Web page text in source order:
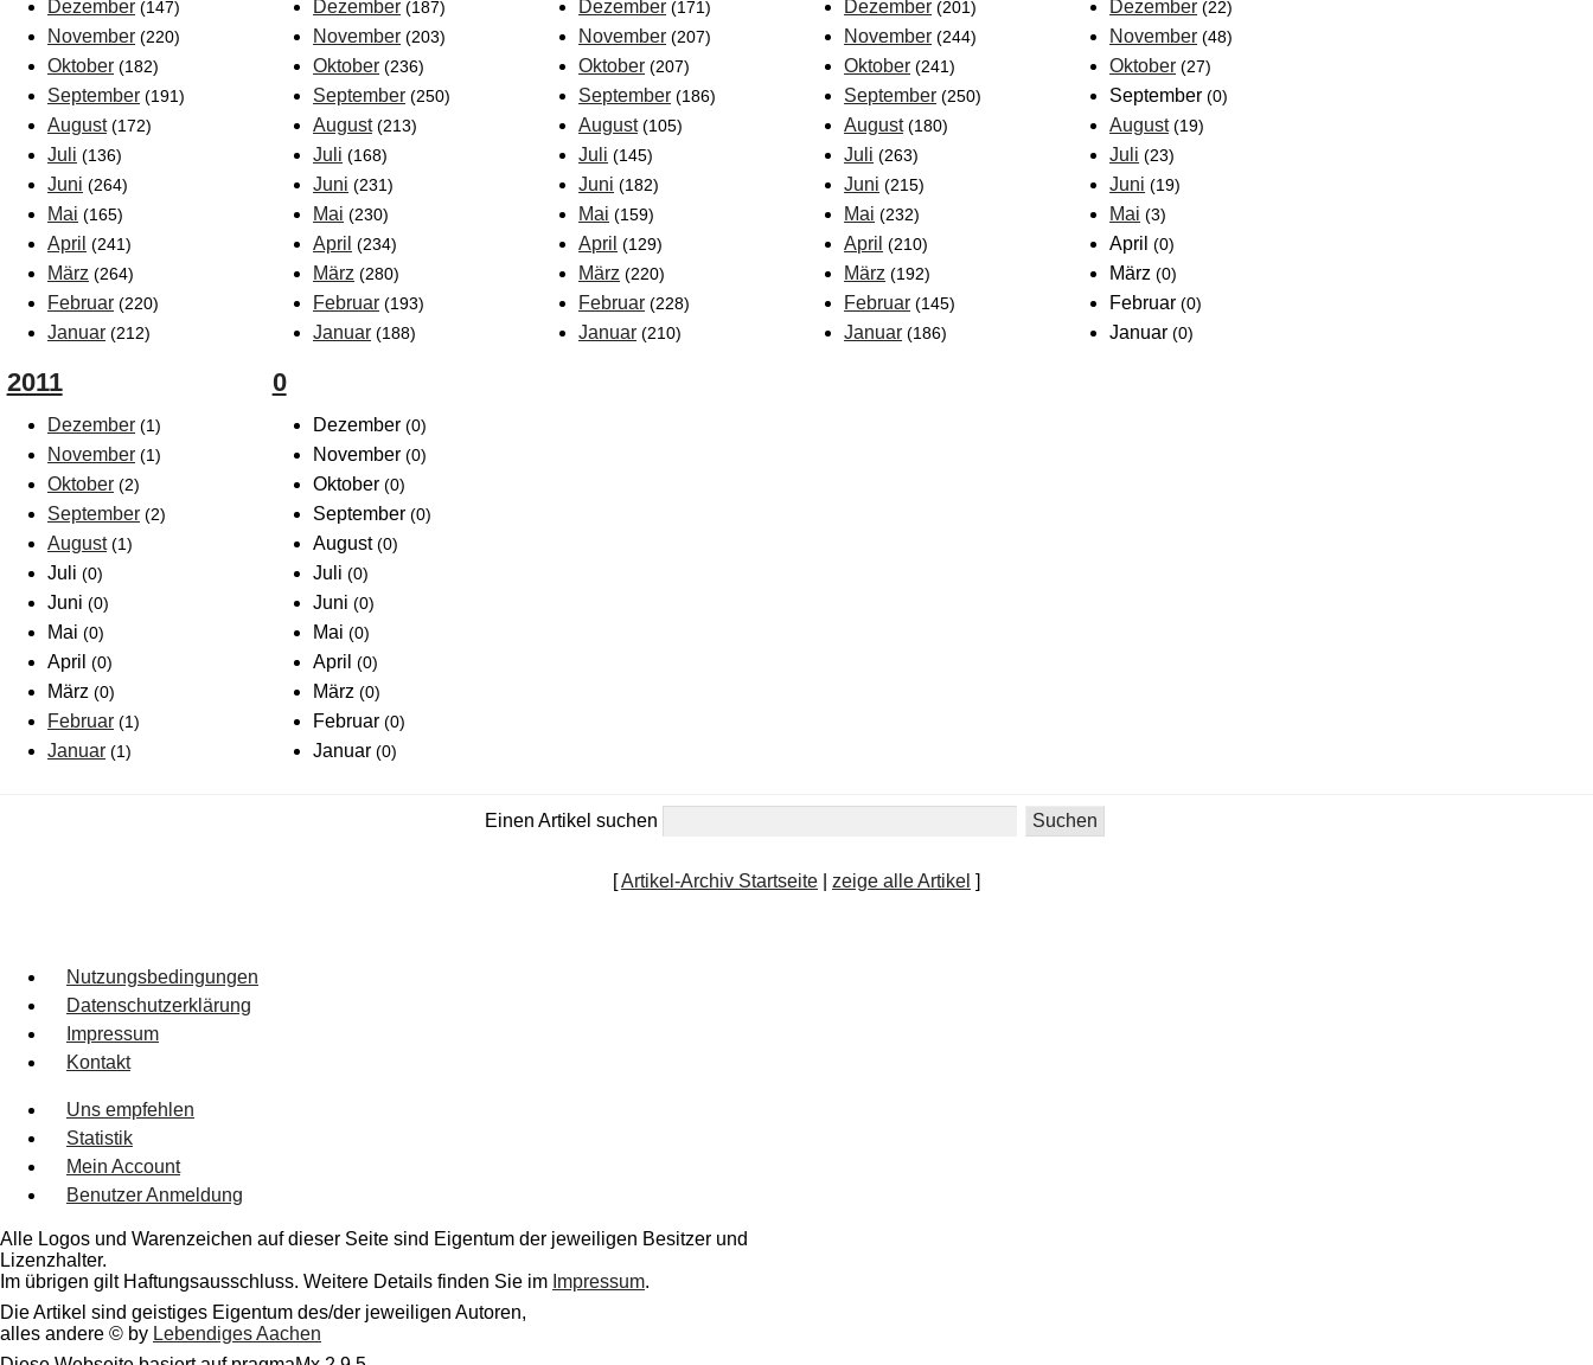
Dezember (147)
November (220)
Oktober (182)
September (191)
August (172)
Juli (136)
Juni (264)
Mai (165)
April (241)
März (264)
Februar (220)
Januar (212)
Dezember (187)
November (203)
Oktober (236)
September (250)
August (213)
Juli (168)
Juni (231)
Mai (230)
April (234)
März (280)
Februar (193)
Januar (188)
Dezember (171)
November (207)
Oktober (207)
September (186)
August (105)
Juli (145)
Juni (182)
Mai (159)
April (129)
März (220)
Februar (228)
Januar (210)
Dezember (201)
November (244)
Oktober (241)
September (250)
August (180)
Juli (263)
Juni (215)
Mai (232)
April (210)
März (192)
Februar (145)
Januar (186)
Dezember (22)
November (48)
Oktober (27)
September(0)
August (19)
Juli (23)
Juni (19)
Mai (3)
April(0)
März(0)
Februar(0)
Januar(0)
2011
Dezember (1)
November (1)
Oktober (2)
September (2)
August (1)
Juli (0)
Juni (0)
Mai (0)
April (0)
März (0)
Februar (1)
Januar (1)
0
Dezember(0)
November(0)
Oktober(0)
September(0)
August(0)
Juli(0)
Juni(0)
Mai(0)
April(0)
März(0)
Februar(0)
Januar(0)
Einen Artikel suchen
[Artikel-Archiv Startseite zeige alle Artikel ]
Nutzungsbedingungen
Datenschutzerklärung
Impressum
Kontakt
Uns empfehlen
Statistik
Mein Account
Benutzer Anmeldung
Alle Logos und Warenzeichen auf dieser Seite sind Eigentum der jeweiligen Besitzer und
Lizenzhalter.
Im übrigen gilt Haftungsausschluss. Weitere Details finden Sie im Impressum.
Die Artikel sind geistiges Eigentum des/der jeweiligen Autoren,
alles andere © by Lebendiges Aachen